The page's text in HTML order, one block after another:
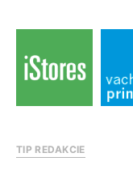
TIP REDAKCIE